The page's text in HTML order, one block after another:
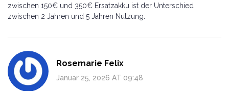
zwischen 150€ und 350€ Ersatzakku ist der Unterschied
zwischen 2 Jahren und 5 Jahren Nutzung.
Rosemarie Felix
Januar 25, 2026 AT 09:48